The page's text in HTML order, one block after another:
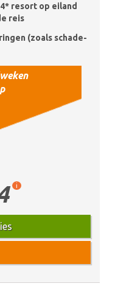
resort op eiland
reis
(zoals schade-
i